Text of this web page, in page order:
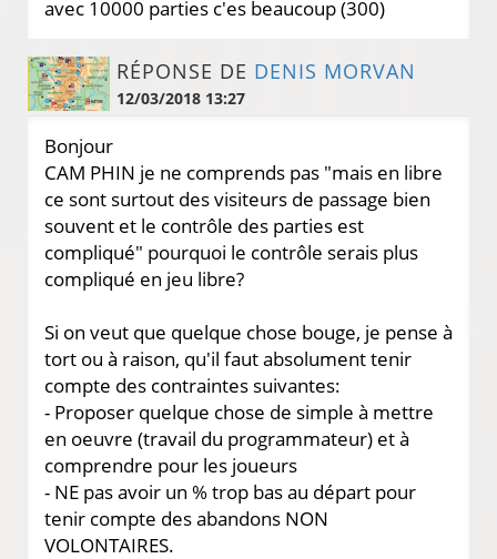
avec 10000 parties c'es beaucoup (300)
RÉPONSE DE DENIS MORVAN
12/03/2018 13:27
Bonjour
CAM PHIN je ne comprends pas "mais en libre
ce sont surtout des visiteurs de passage bien
souvent et le contrôle des parties est
compliqué" pourquoi le contrôle serais plus
compliqué en jeu libre?
Si on veut que quelque chose bouge, je pense à
tort ou à raison, qu'il faut absolument tenir
compte des contraintes suivantes:
- Proposer quelque chose de simple à mettre
en oeuvre (travail du programmateur) et à
comprendre pour les joueurs
- NE pas avoir un % trop bas au départ pour
tenir compte des abandons NON
VOLONTAIRES.